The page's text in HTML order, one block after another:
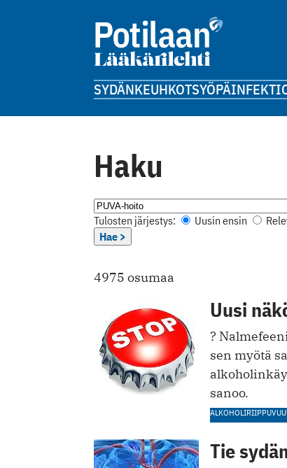
SYDÄNKEUHKOTSYÖPÄ
Haku
Tulosten järjestys: Uusin ensin
Hae >
4975 osumaa
Uusi
?
sen myötä
sanoo.
Tie